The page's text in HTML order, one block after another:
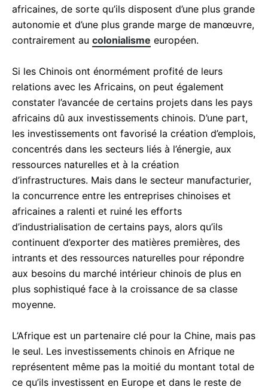
africaines, de sorte qu’ils disposent d’une plus grande
autonomie et d’une plus grande marge de manœuvre,
contrairement au colonialisme européen.
Si les Chinois ont énormément profité de leurs
relations avec les Africains, on peut également
constater l’avancée de certains projets dans les pays
africains dû aux investissements chinois. D’une part,
les investissements ont favorisé la création d’emplois,
concentrés dans les secteurs liés à l’énergie, aux
ressources naturelles et à la création
d’infrastructures. Mais dans le secteur manufacturier,
la concurrence entre les entreprises chinoises et
africaines a ralenti et ruiné les efforts
d’industrialisation de certains pays, alors qu’ils
continuent d’exporter des matières premières, des
intrants et des ressources naturelles pour répondre
aux besoins du marché intérieur chinois de plus en
plus sophistiqué face à la croissance de sa classe
moyenne.
L’Afrique est un partenaire clé pour la Chine, mais pas
le seul. Les investissements chinois en Afrique ne
représentent même pas la moitié du montant total de
ce qu’ils investissent en Europe et dans le reste de